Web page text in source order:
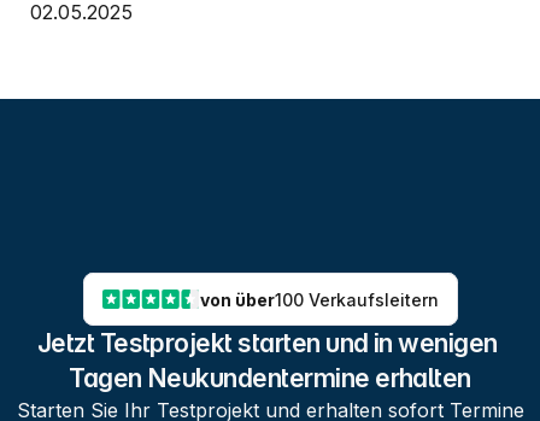
02.05.2025
von über100 Verkaufsleitern
Jetzt Testprojekt starten und in wenigen
Tagen Neukundentermine erhalten
Starten Sie Ihr Testprojekt und erhalten sofort Termine